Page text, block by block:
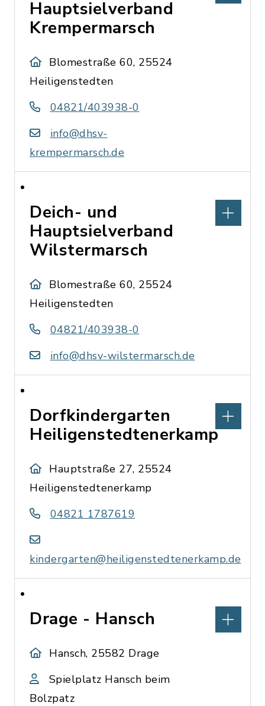
Hauptsielverband
Krempermarsch
Blomestraße 60, 25524
Heiligenstedten
04821/403938-0
info@dhsv-
krempermarsch.de
Deich- und
Hauptsielverband
Wilstermarsch
Blomestraße 60, 25524
Heiligenstedten
04821/403938-0
info@dhsv-wilstermarsch.de
Dorfkindergarten
Heiligenstedtenerkamp
Hauptstraße 27, 25524
Heiligenstedtenerkamp
04821 1787619
kindergarten@heiligenstedtenerkamp.de
Drage - Hansch
Hansch, 25582 Drage
Spielplatz Hansch beim
Bolzpatz